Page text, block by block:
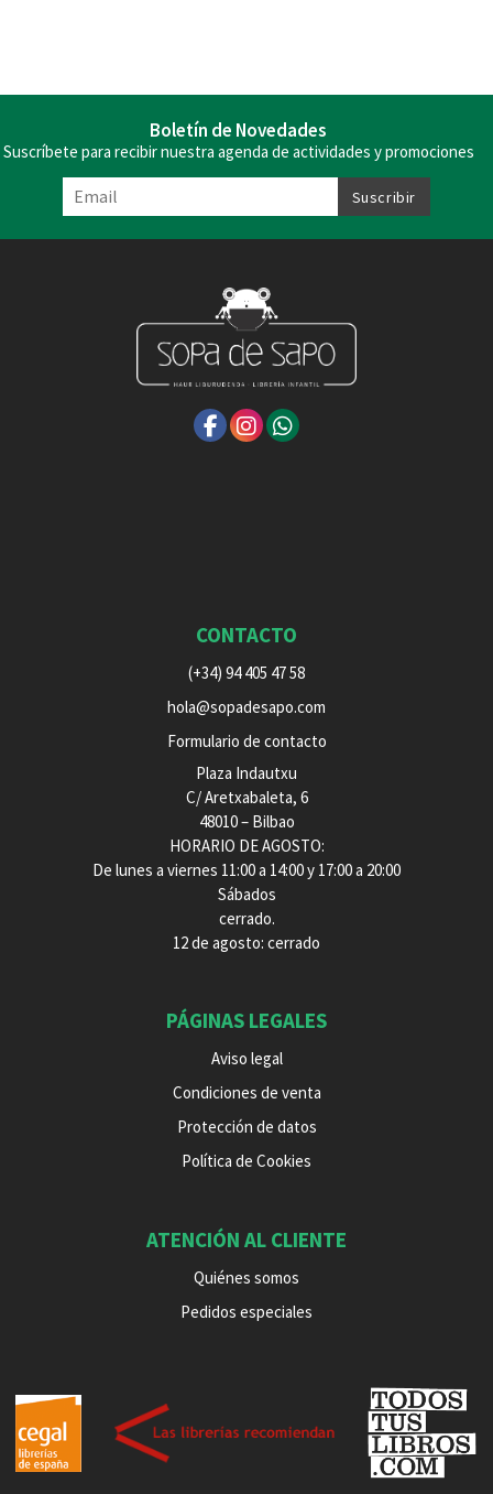
Boletín de Novedades
Suscríbete para recibir nuestra agenda de actividades y promociones
CONTACTO
(+34) 94 405 47 58
hola@sopadesapo.com
Formulario de contacto
Plaza Indautxu
C/ Aretxabaleta, 6
48010 – Bilbao
HORARIO DE AGOSTO:
De lunes a viernes 11:00 a 14:00 y 17:00 a 20:00
Sábados
cerrado.
12 de agosto: cerrado
PÁGINAS LEGALES
Aviso legal
Condiciones de venta
Protección de datos
Política de Cookies
ATENCIÓN AL CLIENTE
Quiénes somos
Pedidos especiales